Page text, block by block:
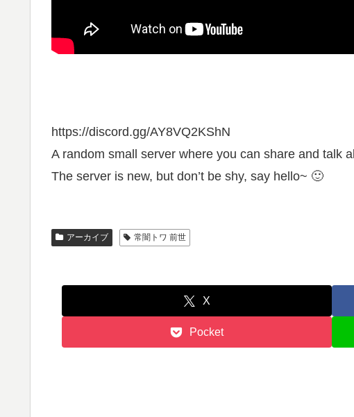
https://discord.gg/AY8VQ2KShN
A random small server where you can share and talk
The server is new, but don’t be shy, say hello~ 🙂
アーカイブ 常闇トワ 前世
X
Pocket